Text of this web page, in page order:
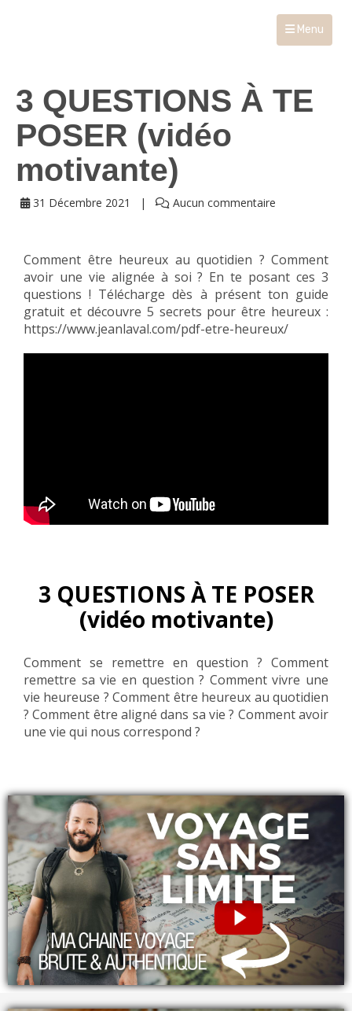
Menu
3 QUESTIONS À TE
POSER (vidéo
motivante)
31 Décembre 2021 Aucun commentaire
Comment être heureux au quotidien ? Comment
avoir une vie alignée à soi ? En te posant ces 3
questions ! Télécharge dès à présent ton guide
gratuit et découvre 5 secrets pour être heureux :
https://www.jeanlaval.com/pdf-etre-heureux/
3 QUESTIONS À TE POSER
(vidéo motivante)
Comment se remettre en question ? Comment
remettre sa vie en question ? Comment vivre une
vie heureuse ? Comment être heureux au quotidien
? Comment être aligné dans sa vie ? Comment avoir
une vie qui nous correspond ?